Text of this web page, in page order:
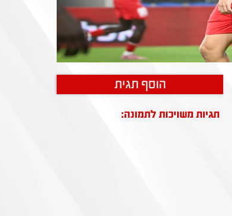
הוסף תגית
תגיות משויכות לתמונה: